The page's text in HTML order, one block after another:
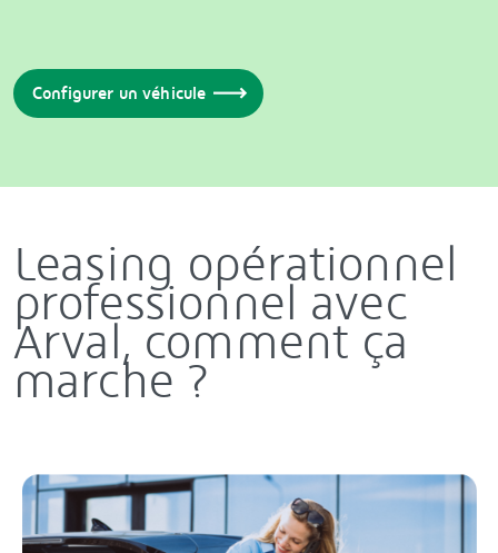
Configurer un véhicule
Leasing opérationnel
professionnel avec
Arval, comment ça
marche ?